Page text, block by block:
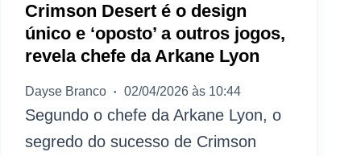
Crimson Desert é o design
único e ‘oposto’ a outros jogos,
revela chefe da Arkane Lyon
Dayse Branco 02/04/2026 às 10:44
Segundo o chefe da Arkane Lyon, o
segredo do sucesso de Crimson